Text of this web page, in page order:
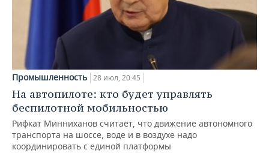
Промышленность 28 июл, 20:45
На автопилоте: кто будет управлять
беспилотной мобильностью
Рифкат Минниханов считает, что движение автономного
транспорта на шоссе, воде и в воздухе надо
координировать с единой платформы